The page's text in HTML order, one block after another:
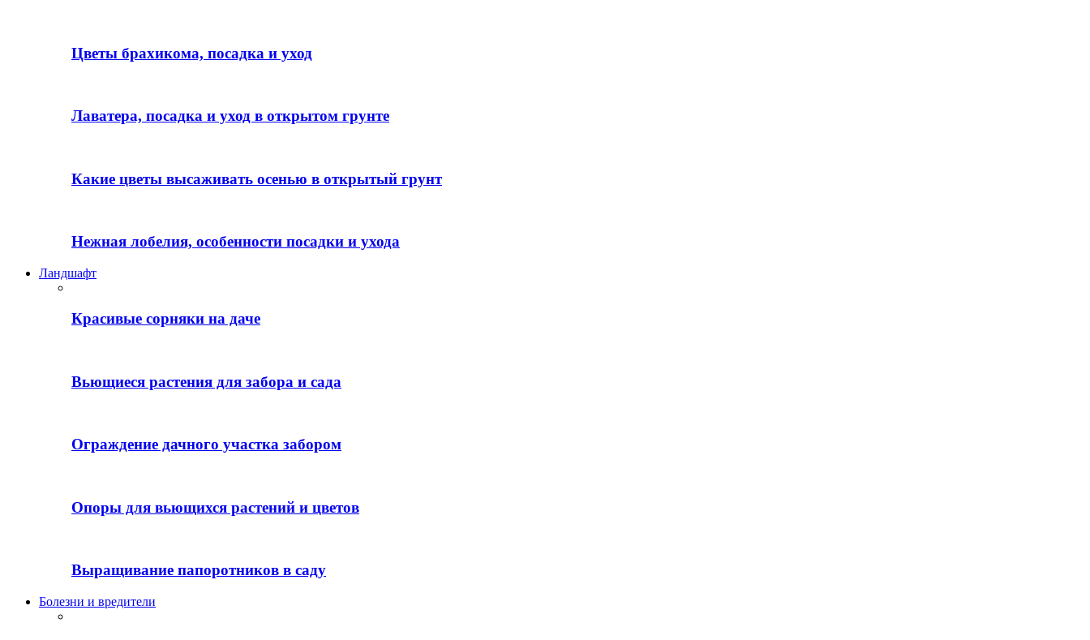
Цветы брахикома, посадка и уход
Лаватера, посадка и уход в открытом грунте
Какие цветы высаживать осенью в открытый грунт
Нежная лобелия, особенности посадки и ухода
Ландшафт
Красивые сорняки на даче
Вьющиеся растения для забора и сада
Ограждение дачного участка забором
Опоры для вьющихся растений и цветов
Выращивание папоротников в саду
Болезни и вредители